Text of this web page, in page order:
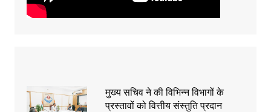
मुख्य सचिव ने की विभिन्न विभागों के
प्रस्तावों को वित्तीय संस्तुति प्रदान